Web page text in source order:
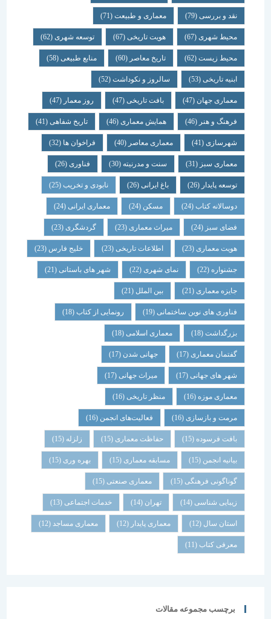
نقد و بررسی (79) معماری و طبیعت (71)
محیط شهری(67) هویت تاریخی(67) توسعه شهری(62)
محیط زیست(62) تاریخ معاصر(60) منابع طبیعی(58)
ابنیه تاریخی(53) سالروز و نکوداشت(52)
معماری جهان (47) بافت تاریخی(47) روز معمار(47)
فرهنگ و هنر(46) همایش معماری (46) تاریخ شفاهی (41)
شهرسازی(41) معماری معاصر(40) فراخوان ها (32)
معماری سبز(31) سنت و مدرنیته(30) فناوری (26)
توسعه پایدار(26) باغ ایرانی(26) نابودی و تخریب(25)
دوسالانه کتاب(24) مسکن (24) معماری ایرانی(24)
فضای سبز(24) میراث معماری (23) گردشگری (23)
هویت معماری (23) اطلاعات تاریخی(23) خلیج فارس(23)
جشنواره(22) نمای شهری(22) شهر های باستانی (21)
جایزه معماری (21) بین الملل(21)
فناوری های نوین ساختمانی(19) رونمایی از کتاب (18)
بزرگداشت (18) معماری اسلامی(18)
گفتمان معماری (17) جهانی شدن(17)
شهر های جهانی(17) میراث جهانی(17)
معماری موزه(16) منظر تاریخی (16)
مرمت و بازسازی(16) فعالیت‌های انجمن(16)
بافت فرسوده (15) حفاظت معماری (15) زلزله
بیانیه انجمن(15) مسابقه معماری (15) بهره وری(15)
گوناگونی فرهنگی (15) معماری صنعتی(15)
زیبایی شناسی (14) تهران خدمات اجتماعی (13)
استان سال(12) معماری پایدار (12) معماری مساجد(12)
معرفی کتاب(11)
برچسب مجموعه مقالات